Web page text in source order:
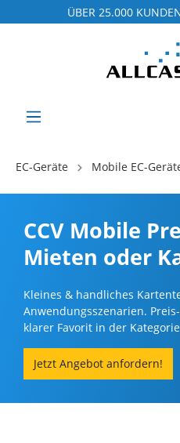
ÜBER 25.000
EC-Geräte Mobile EC-
CCV Mobile
Mieten oder
Kleines & handliches
Anwendungsszenarien.
klarer Favorit in der
Jetzt Angebot anfordern!